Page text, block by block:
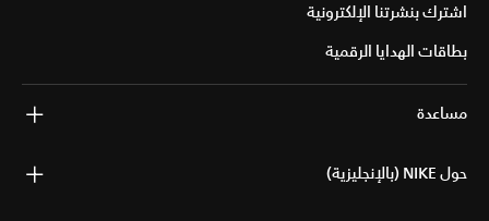
اشترك بنشرتنا الإلكترونية
بطاقات الهدايا الرقمية
مساعدة
حول NIKE (بالإنجليزية)